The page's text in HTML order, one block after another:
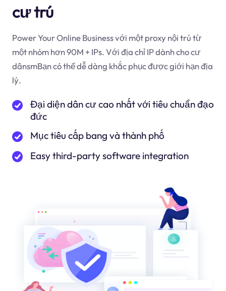
cư trú
Power Your Online Business với một proxy nội trú từ
một nhóm hơn 90M + IPs. Với địa chỉ IP dành cho cư
dânsmBạn có thể dễ dàng khắc phục được giới hạn địa
lý.
Đại diện dân cư cao nhất với tiêu chuẩn đạo
đức
Mục tiêu cấp bang và thành phố
Easy third-party software integration